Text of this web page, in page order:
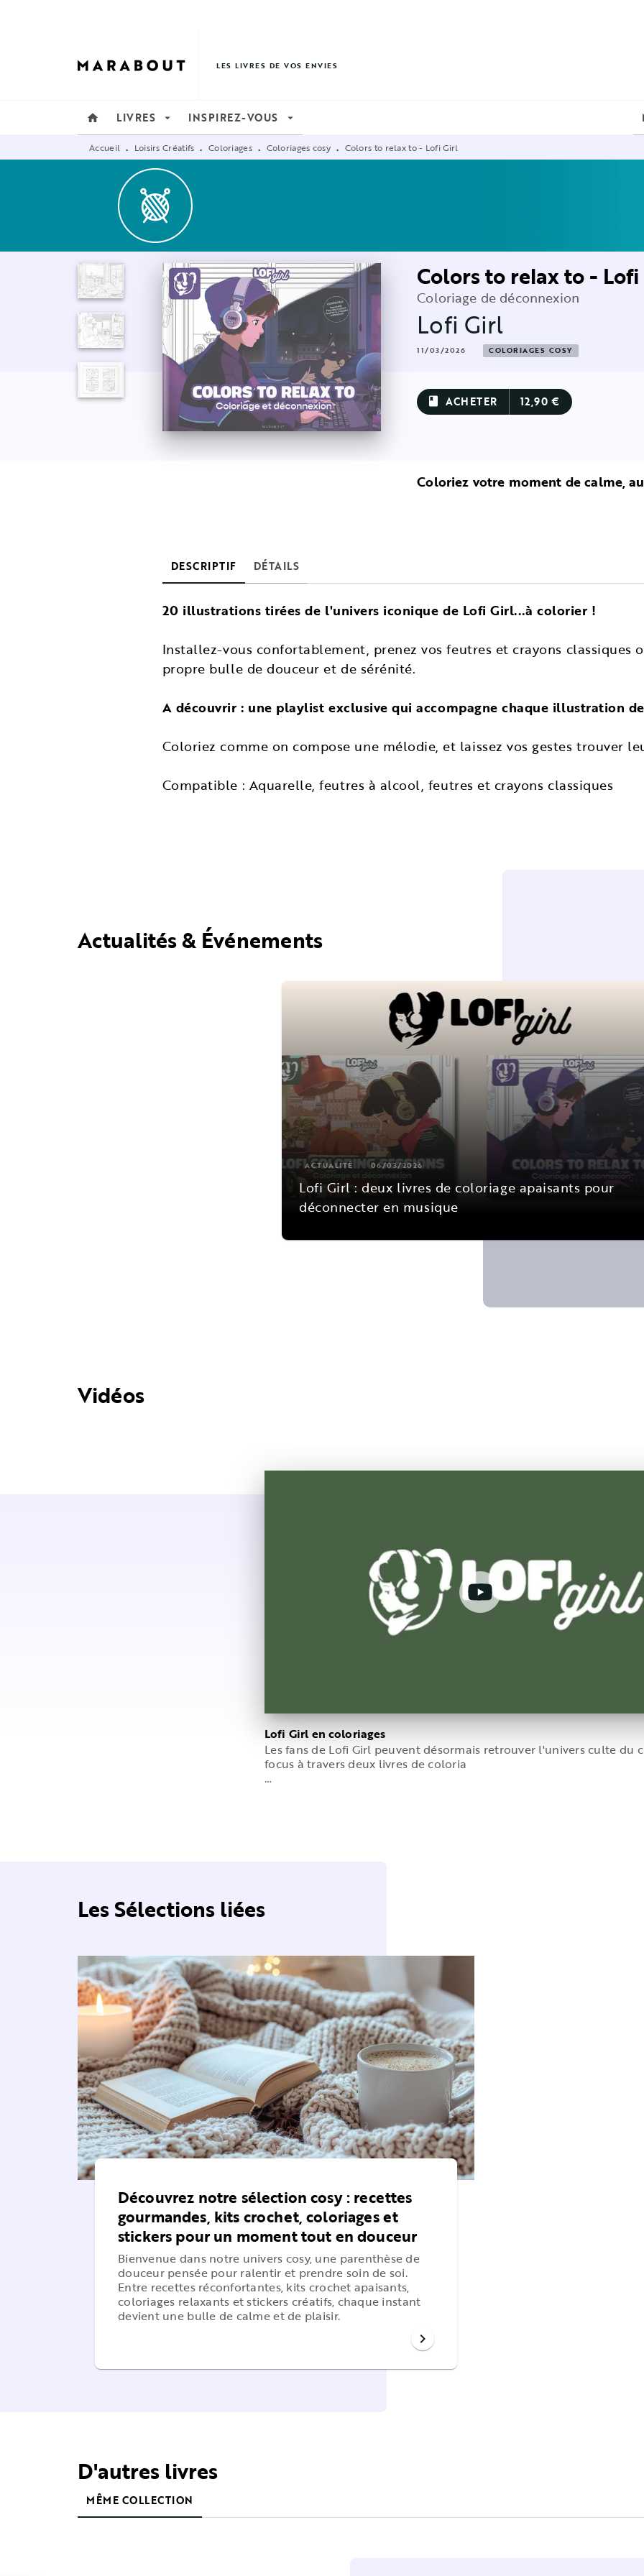
LES LIVRES DE VOS ENVIES
home LIVRES arrow_drop_down INSPIREZ-VOUS arrow_drop_down
Accueil • Loisirs Créatifs • Coloriages • Coloriages cosy • Colors to relax to - Lofi Girl
Colors to relax to -
Coloriage de déconnexion
Lofi Girl
11/03/2026 COLORIAGES COSY
book ACHETER 12,90 €
Coloriez votre moment de calme,
DESCRIPTIF DÉTAILS
20 illustrations tirées de l'univers iconique de Lofi Girl...à colorier !
Installez-vous confortablement, prenez vos feutres et crayons classiques
propre bulle de douceur et de sérénité.
A découvrir : une playlist exclusive qui accompagne chaque illustration
Coloriez comme on compose une mélodie, et laissez vos gestes trouver
Compatible : Aquarelle, feutres à alcool, feutres et crayons classiques
Actualités & Événements
ACTUALITÉ 06/03/2026
Lofi Girl : deux livres de coloriage apaisants pour
déconnecter en musique
Vidéos
Lofi Girl en coloriages
Les fans de Lofi Girl peuvent désormais retrouver l'univers culte du
focus à travers deux livres de coloria
…
Les Sélections liées
Découvrez notre sélection cosy : recettes
gourmandes, kits crochet, coloriages et
stickers pour un moment tout en douceur
Bienvenue dans notre univers cosy, une parenthèse de
douceur pensée pour ralentir et prendre soin de soi.
Entre recettes réconfortantes, kits crochet apaisants,
coloriages relaxants et stickers créatifs, chaque instant
devient une bulle de calme et de plaisir.
chevron_right
D'autres livres
MÊME COLLECTION